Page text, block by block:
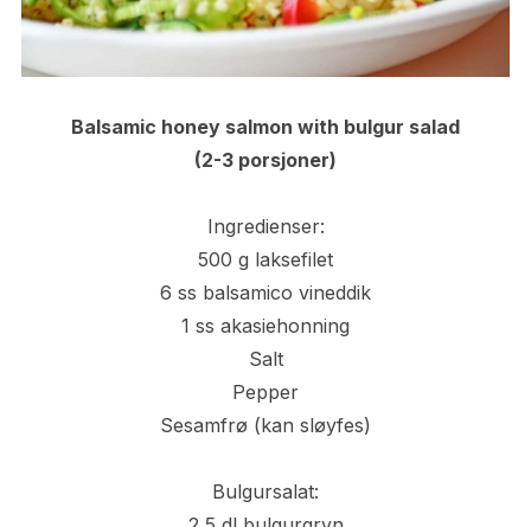
Balsamic honey salmon with bulgur salad
(2-3 porsjoner)
Ingredienser:
500 g laksefilet
6 ss balsamico vineddik
1 ss akasiehonning
Salt
Pepper
Sesamfrø (kan sløyfes)
Bulgursalat: